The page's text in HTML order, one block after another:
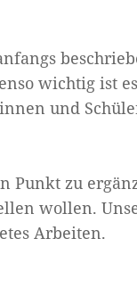
wichtig ist
und
Punkt zu
wollen.
Arbeiten.